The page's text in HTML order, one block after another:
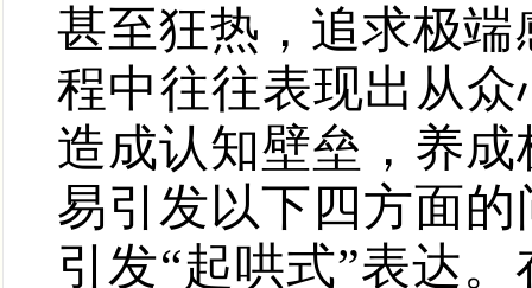
甚至狂热，追求极
程中往往表现出从
造成认知壁垒，养
易引发以下四方面
引发“起哄式”表达